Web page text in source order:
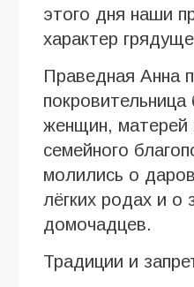
этого дня наши
характер
Праведная Анна
женщин, матерей
семейного
молились о
лёгких родах и о
домочадцев.
Традиции и